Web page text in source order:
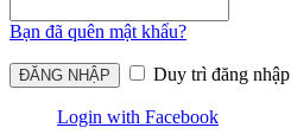
Bạn đã quên mật khẩu?
Duy trì đăng nhập
Login with Facebook